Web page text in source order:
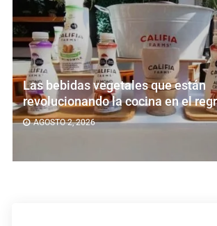
Las bebidas vegetales que están
revolucionando la cocina en el
AGOSTO 2, 2026